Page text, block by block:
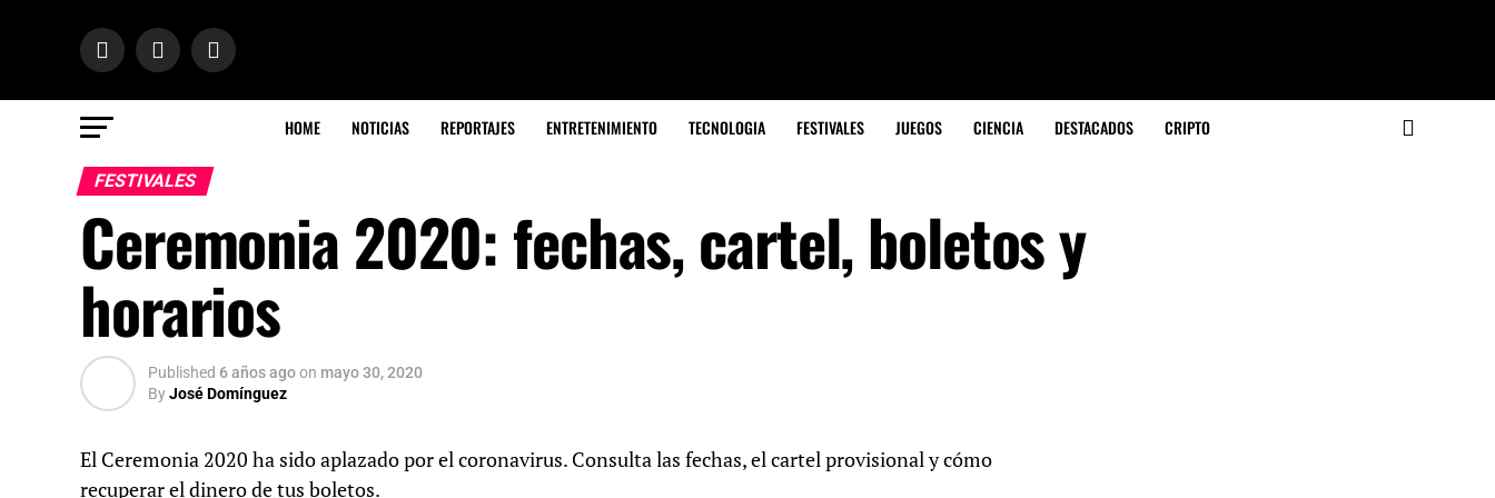
HOME NOTICIAS REPORTAJES ENTRETENIMIENTO TECNOLOGIA FESTIVALES JUEGOS CIENCIA DESTACADOS CRIPTO
FESTIVALES
Ceremonia 2020: fechas, cartel, boletos y
horarios
Published 6 años agoon mayo 30, 2020
ByJosé Domínguez
El Ceremonia 2020 ha sido aplazado por el coronavirus. Consulta las fechas, el cartel provisional y cómo
recuperar el dinero de tus boletos.